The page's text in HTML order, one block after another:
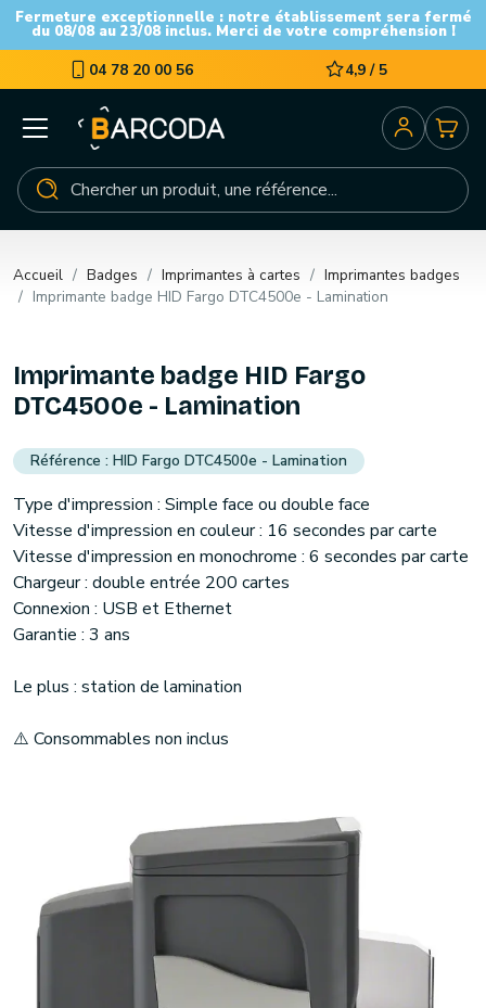
Fermeture exceptionnelle : notre établissement sera fermé
du 08/08 au 23/08 inclus. Merci de votre compréhension !
04 78 20 00 56 4,9 / 5
Accueil Badges Imprimantes à cartes
Imprimantes badges
Imprimante badge HID Fargo DTC4500e - Lamination
Imprimante badge HID Fargo
DTC4500e - Lamination
HID Fargo DTC4500e - Lamination
Type d'impression : Simple face ou double face
Vitesse d'impression en couleur : 16 secondes par carte
Vitesse d'impression en monochrome : 6 secondes par carte
Chargeur : double entrée 200 cartes
Connexion : USB et Ethernet
Garantie : 3 ans
Le plus : station de lamination
⚠️ Consommables non inclus